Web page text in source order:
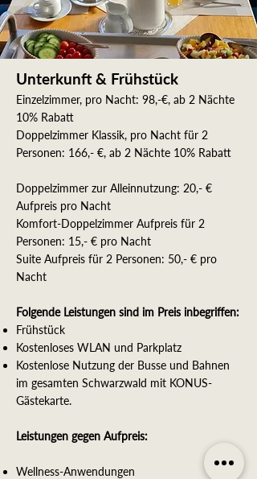
Unterkunft & Frühstück
Einzelzimmer, pro Nacht: 98,-€, ab 2 Nächte
10% Rabatt
Doppelzimmer Klassik​, pro Nacht für 2
Personen: 166,- €, ab 2 Nächte 10% Rabatt
Doppelzimmer zur Alleinnutzung: 20,- €
Aufpreis pro Nacht
Komfort-Doppelzimmer Aufpreis für 2
Personen: 15,- € pro Nacht
Suite Aufpreis für 2 Personen: 50,- € pro
Nacht
Folgende Leistungen sind im Preis inbegriffen:
Frühstück
Kostenloses WLAN und Parkplatz
Kostenlose Nutzung der Busse und Bahnen
im gesamten Schwarzwald mit KONUS-
Gästekarte.
Leistungen gegen Aufpreis:
​Wellness-Anwendungen